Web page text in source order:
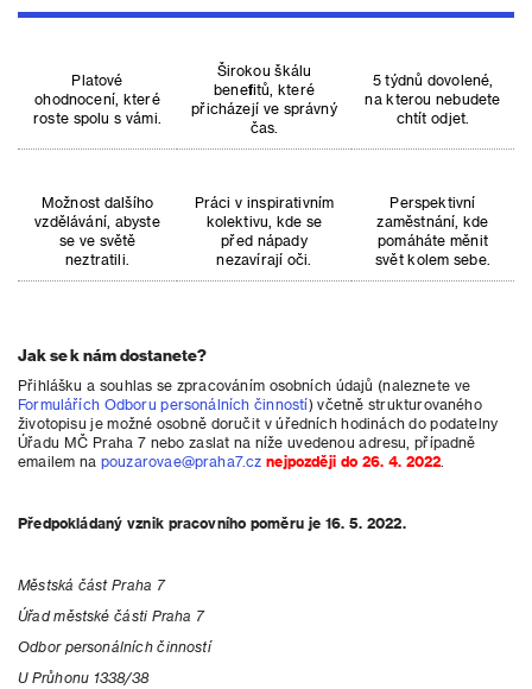
Platové
ohodnocení, které
roste spolu s vámi.
Širokou škálu
benefitů, které
přicházejí ve správný
čas.
5 týdnů dovolené,
na kterou nebudete
chtít odjet.
Možnost dalšího
vzdělávání, abyste
se ve světě
neztratili.
Práci v inspirativním
kolektivu, kde se
před nápady
nezavírají oči.
Perspektivní
zaměstnání, kde
pomáháte měnit
svět kolem sebe.
Jak se k nám dostanete?
Přihlášku a souhlas se zpracováním osobních údajů (naleznete ve
Formulářích Odboru personálních činností) včetně strukturovaného
životopisu je možné osobně doručit v úředních hodinách do podatelny
Úřadu MČ Praha 7 nebo zaslat na níže uvedenou adresu, případně
emailem na pouzarovae@praha7.cz nejpozději do 26. 4. 2022
Předpokládaný vznik pracovního poměru je 16. 5. 2022.
Městská část Praha 7
Úřad městské části Praha 7
Odbor personálních činností
U Průhonu 1338/38